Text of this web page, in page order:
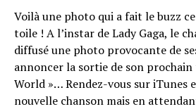
Voilà une photo qui a fait le buzz
toile ! A l’instar de Lady Gaga, le
diffusé une photo provocante de
annoncer la sortie de son
World »… Rendez-vous sur iTunes
nouvelle chanson mais en